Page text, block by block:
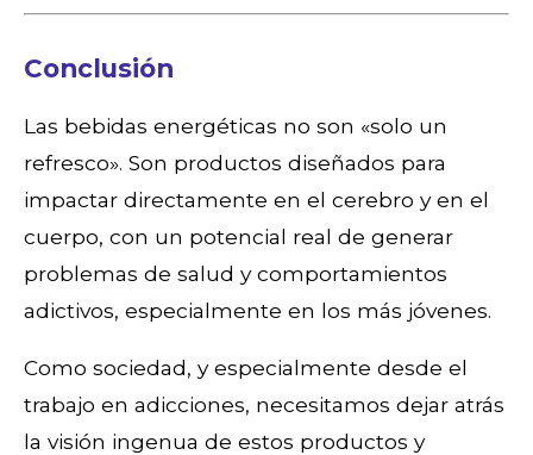
Conclusión
Las bebidas energéticas no son «solo un
refresco». Son productos diseñados para
impactar directamente en el cerebro y en el
cuerpo, con un potencial real de generar
problemas de salud y comportamientos
adictivos, especialmente en los más jóvenes.
Como sociedad, y especialmente desde el
trabajo en adicciones, necesitamos dejar atrás
la visión ingenua de estos productos y